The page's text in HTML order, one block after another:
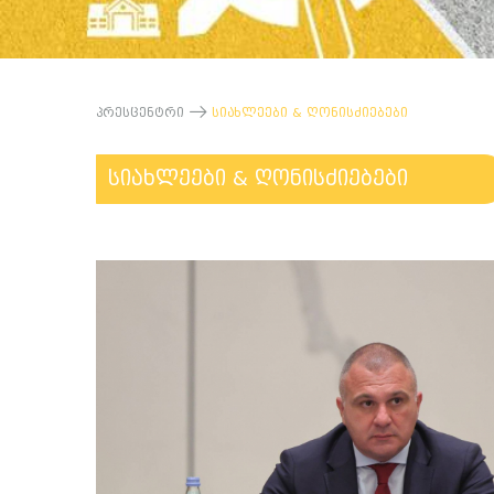
პრესცენტრი სიახლეები & ღონისძიებები
სიახლეები & ღონისძიებები